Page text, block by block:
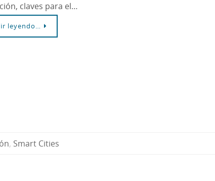
claves para el…
leyendo…
, Smart Cities